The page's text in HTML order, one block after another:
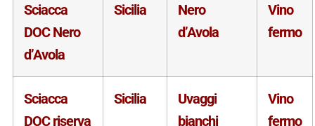
Sciacca
DOC Nero
d’Avola
Sicilia
Nero
d’Avola
Vino
fermo
Sciacca
DOC riserva
Sicilia
Uvaggi
bianchi
Vino
fermo